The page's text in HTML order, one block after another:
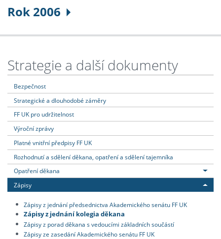
Rok 2006
Strategie a další dokumenty
Bezpečnost
Strategické a dlouhodobé záměry
FF UK pro udržitelnost
Výroční zprávy
Platné vnitřní předpisy FF UK
Rozhodnutí a sdělení děkana, opatření a sdělení tajemníka
Opatření děkana
Zápisy
Zápisy z jednání předsednictva Akademického senátu FF UK
Zápisy z jednání kolegia děkana
Zápisy z porad děkana s vedoucími základních součástí
Zápisy ze zasedání Akademického senátu FF UK